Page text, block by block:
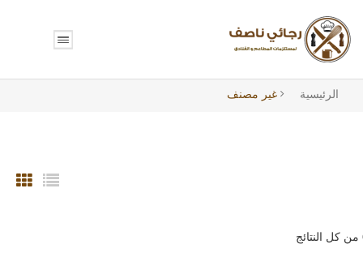
الرئيسية غير مصنف